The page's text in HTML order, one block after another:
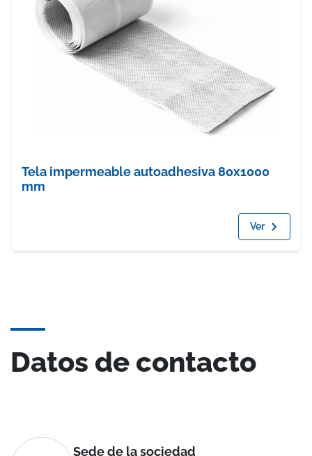
Tela impermeable autoadhesiva 80x1000
mm
Ver
Datos de contacto
Sede de la sociedad